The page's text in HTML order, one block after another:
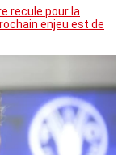
recule pour la
enjeu est de